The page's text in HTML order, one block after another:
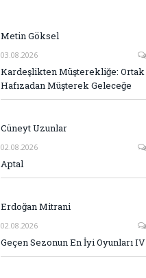
Metin Göksel
03.08.2026
Kardeşlikten Müşterekliğe: Ortak
Hafızadan Müşterek Geleceğe
Cüneyt Uzunlar
02.08.2026
Aptal
Erdoğan Mitrani
02.08.2026
Geçen Sezonun En İyi Oyunları IV